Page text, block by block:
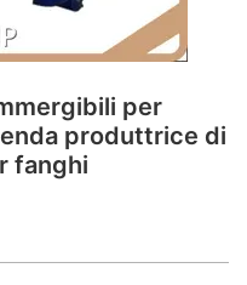
per
produttrice di
fanghi